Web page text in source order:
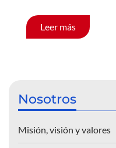
Leer más
Nosotros
Misión, visión y valores